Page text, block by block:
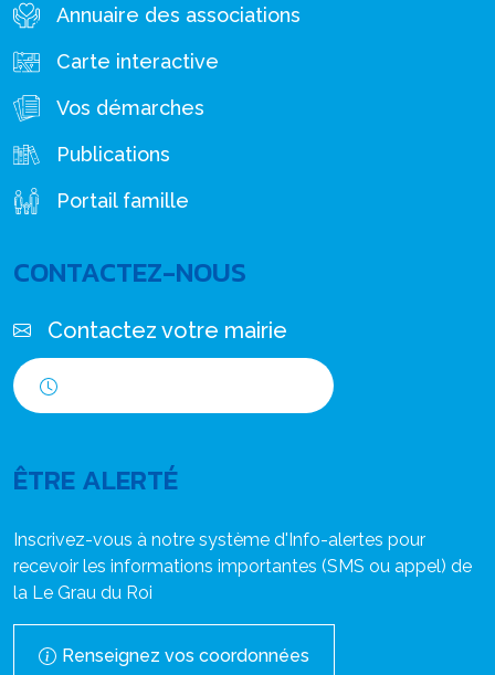
Annuaire des associations
Carte interactive
Vos démarches
Publications
Portail famille
CONTACTEZ-NOUS
Contactez votre mairie
ÊTRE ALERTÉ
Inscrivez-vous à notre système d'Info-alertes pour
recevoir les informations importantes (SMS ou appel) de
la Le Grau du Roi
Renseignez vos coordonnées